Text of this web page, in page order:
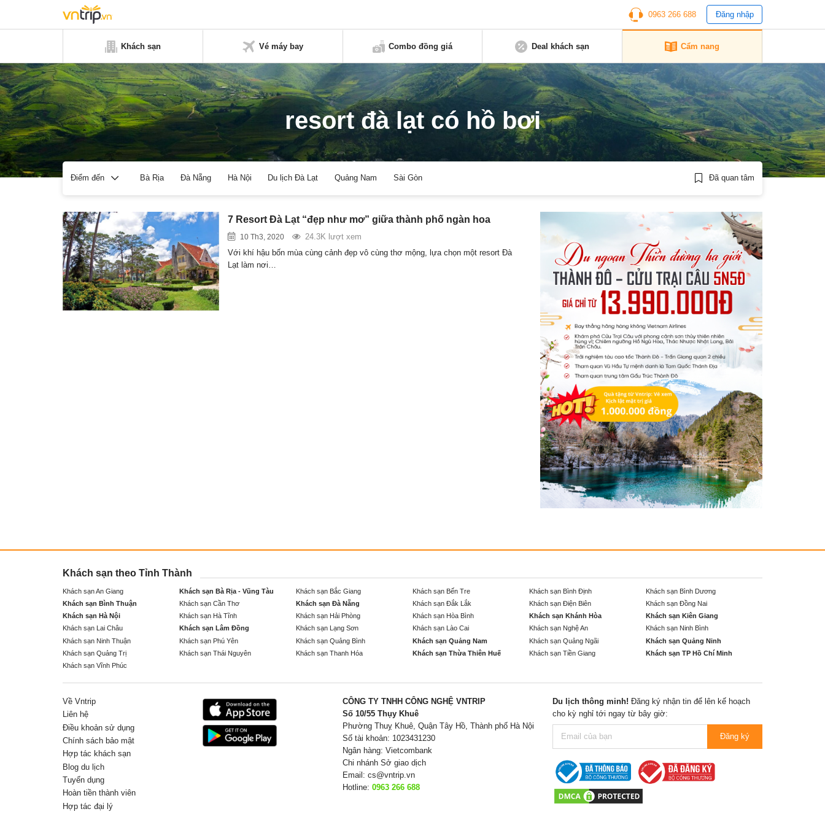
0963 266 688 Đăng nhập
Khách sạn Vé máy bay Combo đồng giá Deal khách sạn Cẩm nang
resort đà lạt có hồ bơi
Điểm đến Bà Rịa Đà Nẵng Hà Nội Du lịch Đà Lạt Quảng Nam Sài Gòn Đã quan tâm
7 Resort Đà Lạt “đẹp như mơ” giữa thành phố ngàn hoa
10 Th3, 2020
24.3K lượt xem
Với khí hậu bốn mùa cùng cảnh đẹp vô cùng thơ mộng, lựa chọn một resort Đà
Lạt làm nơi…
Khách sạn theo Tỉnh Thành
Khách sạn An Giang Khách sạn Bà Rịa - Vũng Tàu Khách sạn Bắc Giang Khách sạn Bến Tre Khách sạn Bình Định
Khách sạn Bình Dương
Khách sạn Bình Thuận
Khách sạn Cần Thơ Khách sạn Đà Nẵng Khách sạn Đắk Lắk Khách sạn Điện Biên
Khách sạn Đồng Nai
Khách sạn Hà Nội
Khách sạn Hà Tĩnh Khách sạn Hải Phòng Khách sạn Hòa Bình Khách sạn Khánh Hòa
Khách sạn Kiên Giang
Khách sạn Lai Châu
Khách sạn Lâm Đồng Khách sạn Lạng Sơn Khách sạn Lào Cai Khách sạn Nghệ An
Khách sạn Ninh Bình
Khách sạn Ninh Thuận
Khách sạn Phú Yên Khách sạn Quảng Bình Khách sạn Quảng Nam Khách sạn Quảng Ngãi
Khách sạn Quảng Ninh
Khách sạn Quảng Trị
Khách sạn Thái Nguyên Khách sạn Thanh Hóa Khách sạn Thừa Thiên Huế Khách sạn Tiền Giang
Khách sạn TP Hồ Chí Minh
Khách sạn Vĩnh Phúc
Về Vntrip
Liên hệ
Điều khoản sử dụng
Chính sách bảo mật
Hợp tác khách sạn
Blog du lịch
Tuyển dụng
Hoàn tiền thành viên
Hợp tác đại lý
CÔNG TY TNHH CÔNG NGHỆ VNTRIP
Số 10/55 Thụy Khuê
Phường Thuỵ Khuê, Quận Tây Hồ, Thành phố Hà Nội
Số tài khoản: 1023431230
Ngân hàng: Vietcombank
Chi nhánh Sở giao dịch
Email: cs@vntrip.vn
Hotline: 0963 266 688
Du lịch thông minh! Đăng ký nhận tin để lên kế hoạch
cho kỳ nghỉ tới ngay từ bây giờ:
Đăng ký